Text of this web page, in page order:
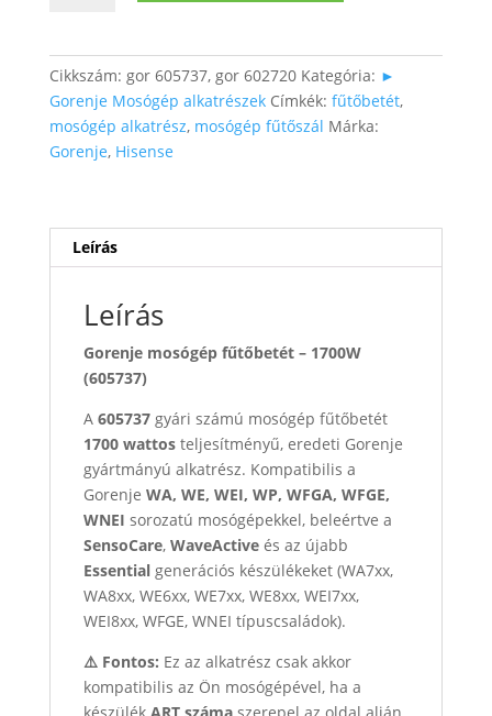
Cikkszám: gor 605737, gor 602720 Kategória: ►
Gorenje Mosógép alkatrészek Címkék: fűtőbetét,
mosógép alkatrész, mosógép fűtőszál Márka:
Gorenje, Hisense
Leírás
Leírás
Gorenje mosógép fűtőbetét – 1700W
(605737)
A 605737gyári számú mosógép fűtőbetét
1700 wattosteljesítményű, eredeti Gorenje
gyártmányú alkatrész. Kompatibilis a
Gorenje WA, WE, WEI, WP, WFGA, WFGE,
WNEI sorozatú mosógépekkel, beleértve a
SensoCare, WaveActiveés az újabb
Essentialgenerációs készülékeket (WA7xx,
WA8xx, WE6xx, WE7xx, WE8xx, WEI7xx,
WEI8xx, WFGE, WNEI típuscsaládok).
⚠️ Fontos: Ez az alkatrész csak akkor
kompatibilis az Ön mosógépével, ha a